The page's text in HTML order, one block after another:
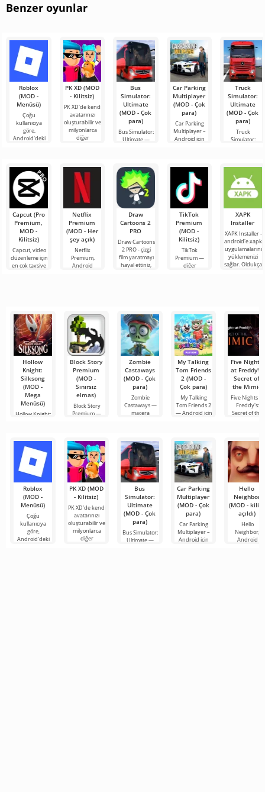
Benzer oyunlar
Roblox
(MOD -
Menüsü)
Çoğu
kullanıcıya
göre,
Android'deki
proje, sınırsız
olanaklarıyla
PK XD (MOD
- Kilitsiz)
PK XD'de kendi
avatarınızı
oluşturabilir ve
milyonlarca
diğer
Bus
Simulator:
Ultimate
(MOD - Çok
para)
Bus Simulator:
Ultimate —
oyunu,
oyunculara
dünyanın dört
bir
Car Parking
Multiplayer
(MOD - Çok
para)
Car Parking
Multiplayer –
Android için
unsurlarını
kullanarak
Truck
Simulator:
Ultimate
(MOD - Çok
para)
Truck
Simulator:
bir iş
bileşeninin
Capcut (Pro
Premium,
MOD -
Kilitsiz)
Capcut, video
düzenleme için
en çok tavsiye
Netflix
Premium
(MOD - Her
şey açık)
Netflix
Premium,
Android
Draw
Cartoons 2
PRO
Draw Cartoons
2 PRO - çizgi
film yaratmayı
hayal ettiniz,
TikTok
Premium
(MOD -
Kilitsiz)
TikTok
Premium —
diğer
sağlayan
XAPK
Installer
XAPK Installer -
android'e.xapk
uygulamalarını
yüklemenizi
sağlar. Oldukça
Hollow
Knight:
Silksong
(MOD -
Mega
Menüsü)
Hollow Knight:
Block Story
Premium
(MOD -
Sınırsız
elmas)
Block Story
Premium —
Zombie
Castaways
(MOD - Çok
para)
Zombie
Castaways —
macera
My Talking
Tom Friends
2 (MOD -
Çok para)
My Talking
Tom Friends 2
— Android için
Five Nights
at Freddy's:
Secret of
the Mimic
Five Nights at
Freddy's:
Secret of the
Roblox
(MOD -
Menüsü)
Çoğu
kullanıcıya
göre,
Android'deki
PK XD (MOD
- Kilitsiz)
PK XD'de kendi
avatarınızı
oluşturabilir ve
milyonlarca
diğer
Bus
Simulator:
Ultimate
(MOD - Çok
para)
Bus Simulator:
Ultimate —
Car Parking
Multiplayer
(MOD - Çok
para)
Car Parking
Multiplayer –
Android için
Hello
Neighbor
(MOD - kilidi
açıldı)
Hello
Neighbor,
Android